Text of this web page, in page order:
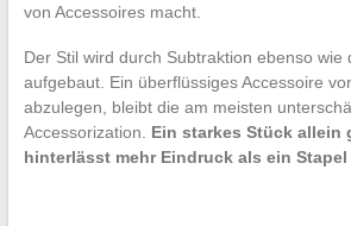
von Accessoires macht.
Der Stil wird durch Subtraktion ebenso wie
aufgebaut. Ein überflüssiges Accessoire
abzulegen, bleibt die am meisten
Accessorization. Ein starkes Stück allein
hinterlässt mehr Eindruck als ein Stapel